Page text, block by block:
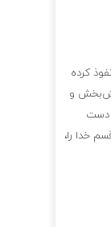
کرده
و
دست
خدا را،